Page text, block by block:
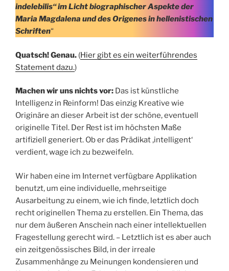
indelebilis“ im Licht biographischer Aspekte der
Maria Magdalena und des Origenes in hellenistischen
Schriften“
Quatsch! Genau. (Hier gibt es ein weiterführendes
Statement dazu.)
Machen wir uns nichts vor: Das ist künstliche
Intelligenz in Reinform! Das einzig Kreative wie
Originäre an dieser Arbeit ist der schöne, eventuell
originelle Titel. Der Rest ist im höchsten Maße
artifiziell generiert. Ob er das Prädikat ‚intelligent‘
verdient, wage ich zu bezweifeln.
Wir haben eine im Internet verfügbare Applikation
benutzt, um eine individuelle, mehrseitige
Ausarbeitung zu einem, wie ich finde, letztlich doch
recht originellen Thema zu erstellen. Ein Thema, das
nur dem äußeren Anschein nach einer intellektuellen
Fragestellung gerecht wird. – Letztlich ist es aber auch
ein zeitgenössisches Bild, in der irreale
Zusammenhänge zu Meinungen kondensieren und